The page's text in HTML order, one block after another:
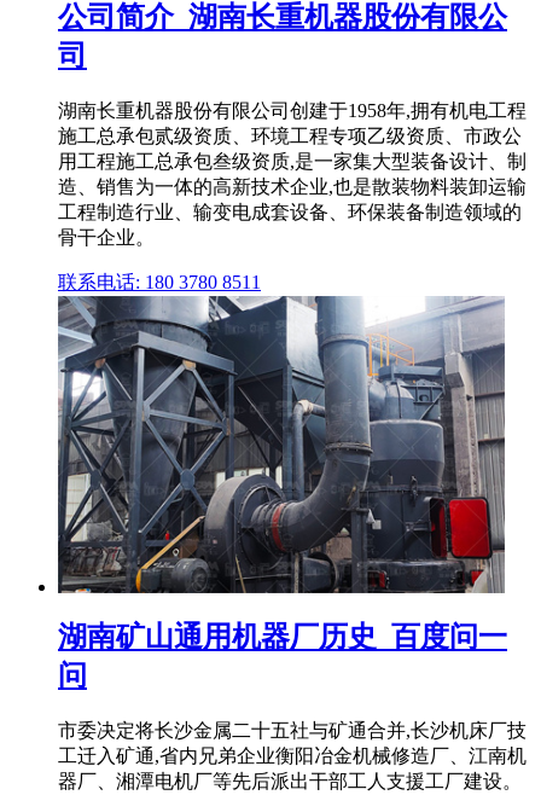
公司简介_湖南长重机器股份有限公
司
湖南长重机器股份有限公司创建于1958年,拥有机电工程
施工总承包贰级资质、环境工程专项乙级资质、市政公
用工程施工总承包叁级资质,是一家集大型装备设计、制
造、销售为一体的高新技术企业,也是散装物料装卸运输
工程制造行业、输变电成套设备、环保装备制造领域的
骨干企业。
联系电话: 180 3780 8511
湖南矿山通用机器厂历史_百度问一
问
市委决定将长沙金属二十五社与矿通合并,长沙机床厂技
工迁入矿通,省内兄弟企业衡阳冶金机械修造厂、江南机
器厂、湘潭电机厂等先后派出干部工人支援工厂建设。